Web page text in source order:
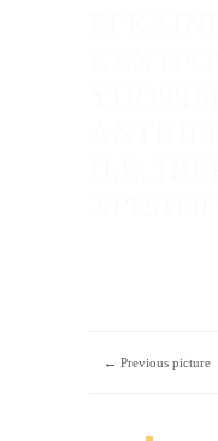
← Previous picture